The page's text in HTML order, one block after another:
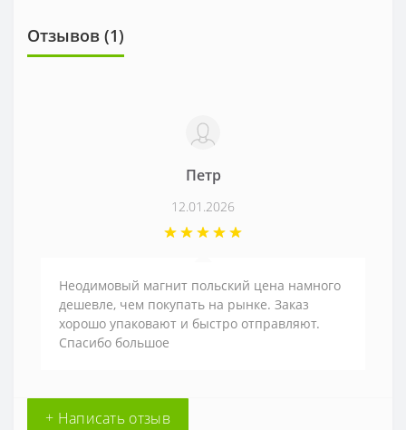
Отзывов (1)
Петр
12.01.2026
Неодимовый магнит польский цена намного
дешевле, чем покупать на рынке. Заказ
хорошо упаковают и быстро отправляют.
Спасибо большое
+ Написать отзыв